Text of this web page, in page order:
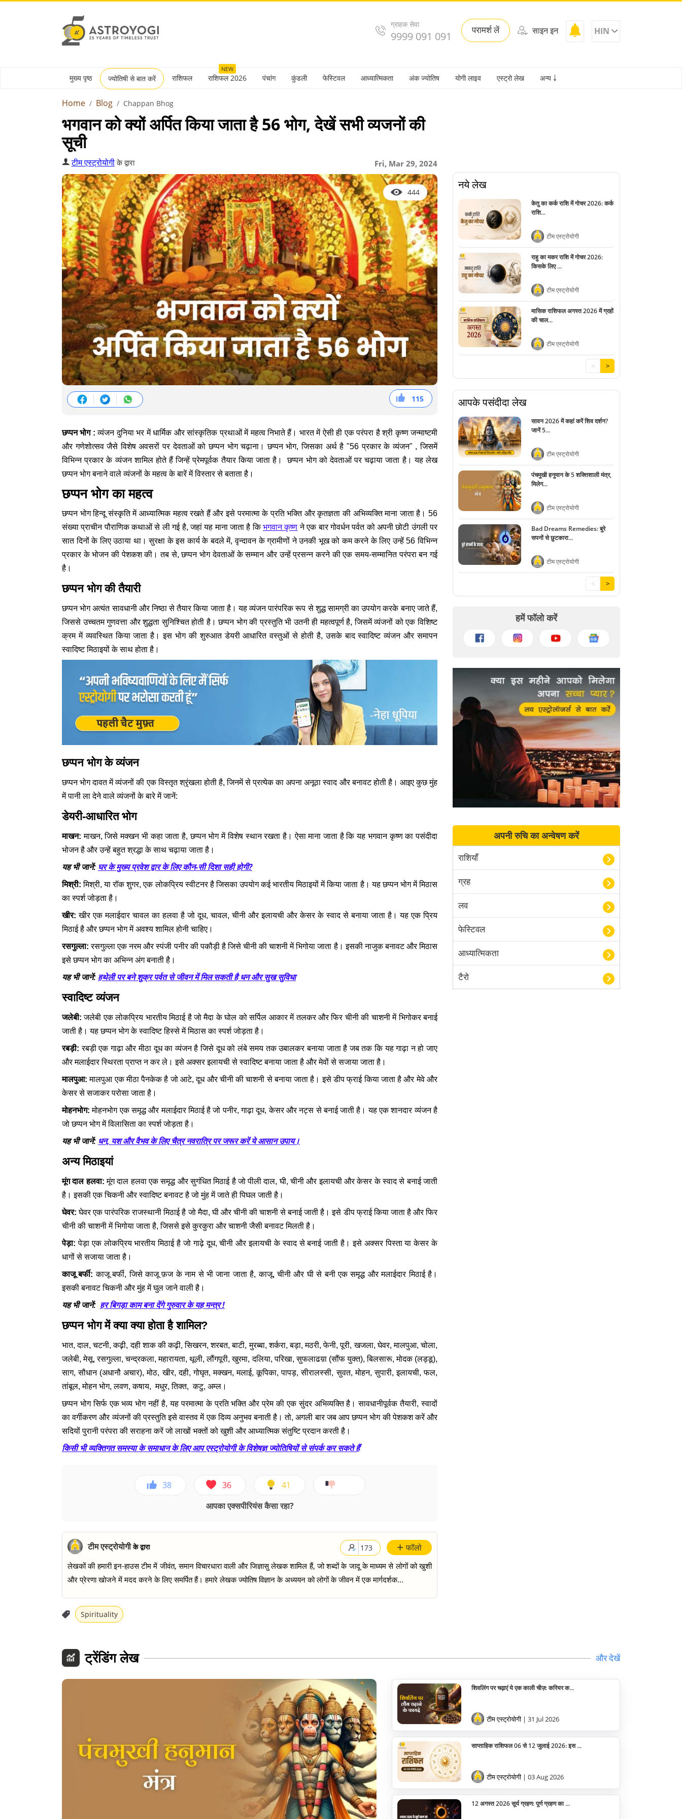
ग्राहक सेवा
9999 091 091 परामर्श लें साइन इन HIN
मुख्य पृष्ठ ज्योतिषी से बात करें राशिफल
NEW
राशिफल 2026 पंचांग कुंडली फेस्टिवल आध्यात्मिकता अंक ज्योतिष योगी लाइव एस्ट्रो लेख अन्य ￬
Home Blog Chappan Bhog
भगवान को क्‍यों अर्पित किया जाता है 56 भोग, देखें सभी व्यजनों की
सूची
Fri, Mar 29, 2024
टीम एस्ट्रोयोगीके द्वारा
444
115
38
36
41
छप्पन भोग : व्यंजन दुनिया भर में धार्मिक और सांस्कृतिक प्रथाओं में महत्व निभाते हैं। भारत में ऐसी ही एक परंपरा है श्री कृष्ण जन्माष्टमी
और गणेशोत्सव जैसे विशेष अवसरों पर देवताओं को छप्पन भोग चढ़ाना। छप्पन भोग, जिसका अर्थ है "56 प्रकार के व्यंजन" , जिसमें
विभिन्न प्रकार के व्यंजन शामिल होते हैं जिन्हें प्रेमपूर्वक तैयार किया जाता है। छप्पन भोग को देवताओं पर चढ़ाया जाता है। यह लेख
छप्पन भोग बनाने वाले व्यंजनों के महत्व के बारें में विस्तार से बताता है।
छप्पन भोग का महत्व
छप्पन भोग हिन्दू संस्कृति में आध्यात्मिक महत्व रखते हैं और इसे परमात्मा के प्रति भक्ति और कृतज्ञता की अभिव्यक्ति माना जाता है। 56
संख्या प्राचीन पौराणिक कथाओं से ली गई है, जहां यह माना जाता है किभगवान कृष्ण ने एक बार गोवर्धन पर्वत को अपनी छोटी उंगली पर
सात दिनों के लिए उठाया था। सुरक्षा के इस कार्य के बदले में, वृन्दावन के ग्रामीणों ने उनकी भूख को कम करने के लिए उन्हें 56 विभिन्न
प्रकार के भोजन की पेशकश की। तब से, छप्पन भोग देवताओं के सम्मान और उन्हें प्रसन्न करने की एक समय-सम्मानित परंपरा बन गई
है।
छप्पन भोग की तैयारी
छप्पन भोग अत्यंत सावधानी और निष्ठा से तैयार किया जाता है। यह व्यंजन पारंपरिक रूप से शुद्ध सामग्री का उपयोग करके बनाए जाते हैं,
जिससे उच्चतम गुणवत्ता और शुद्धता सुनिश्चित होती है। छप्पन भोग की प्रस्तुति भी उतनी ही महत्वपूर्ण है, जिसमें व्यंजनों को एक विशिष्ट
क्रम में व्यवस्थित किया जाता है। इस भोग की शुरुआत डेयरी आधारित वस्तुओं से होती है, उसके बाद स्वादिष्ट व्यंजन और समापन
स्वादिष्ट मिठाइयों के साथ होता है।
छप्पन भोग के व्यंजन
छप्पन भोग दावत में व्यंजनों की एक विस्तृत श्रृंखला होती है, जिनमें से प्रत्येक का अपना अनूठा स्वाद और बनावट होती है। आइए कुछ मुंह
में पानी ला देने वाले व्यंजनों के बारे में जानें:
डेयरी-आधारित भोग
माखन: माखन, जिसे मक्खन भी कहा जाता है, छप्पन भोग में विशेष स्थान रखता है। ऐसा माना जाता है कि यह भगवान कृष्ण का पसंदीदा
भोजन है और उन्हें बहुत श्रद्धा के साथ चढ़ाया जाता है।
यह भी जानें: घर के मुख्य प्रवेश द्वार के लिए कौन-सी दिशा सही होगी?
मिश्री: मिश्री, या रॉक शुगर, एक लोकप्रिय स्वीटनर है जिसका उपयोग कई भारतीय मिठाइयों में किया जाता है। यह छप्पन भोग में मिठास
का स्पर्श जोड़ता है।
खीर: खीर एक मलाईदार चावल का हलवा है जो दूध, चावल, चीनी और इलायची और केसर के स्वाद से बनाया जाता है। यह एक प्रिय
मिठाई है और छप्पन भोग में अवश्य शामिल होनी चाहिए।
रसगुल्ला: रसगुल्ला एक नरम और स्पंजी पनीर की पकौड़ी है जिसे चीनी की चाशनी में भिगोया जाता है। इसकी नाजुक बनावट और मिठास
इसे छप्पन भोग का अभिन्न अंग बनाती है।
यह भी जानें: हथेली पर बने शुक्र पर्वत से जीवन में मिल सकती है धन और सुख सुविधा
स्वादिष्ट व्यंजन
जलेबी: जलेबी एक लोकप्रिय भारतीय मिठाई है जो मैदा के घोल को सर्पिल आकार में तलकर और फिर चीनी की चाशनी में भिगोकर बनाई
जाती है। यह छप्पन भोग के स्वादिष्ट हिस्से में मिठास का स्पर्श जोड़ता है।
रबड़ी: रबड़ी एक गाढ़ा और मीठा दूध का व्यंजन है जिसे दूध को लंबे समय तक उबालकर बनाया जाता है जब तक कि यह गाढ़ा न हो जाए
और मलाईदार स्थिरता प्राप्त न कर ले। इसे अक्सर इलायची से स्वादिष्ट बनाया जाता है और मेवों से सजाया जाता है।
मालपुआ: मालपुआ एक मीठा पैनकेक है जो आटे, दूध और चीनी की चाशनी से बनाया जाता है। इसे डीप फ्राई किया जाता है और मेवे और
केसर से सजाकर परोसा जाता है।
मोहनभोग: मोहनभोग एक समृद्ध और मलाईदार मिठाई है जो पनीर, गाढ़ा दूध, केसर और नट्स से बनाई जाती है। यह एक शानदार व्यंजन है
जो छप्पन भोग में विलासिता का स्पर्श जोड़ता है।
यह भी जानें: धन, यश और वैभव के लिए चैत्र नवरात्रि पर जरूर करें ये आसान उपाय।
अन्य मिठाइयां
मूंग दाल हलवा: मूंग दाल हलवा एक समृद्ध और सुगंधित मिठाई है जो पीली दाल, घी, चीनी और इलायची और केसर के स्वाद से बनाई जाती
है। इसकी एक चिकनी और स्वादिष्ट बनावट है जो मुंह में जाते ही पिघल जाती है।
घेवर: घेवर एक पारंपरिक राजस्थानी मिठाई है जो मैदा, घी और चीनी की चाशनी से बनाई जाती है। इसे डीप फ्राई किया जाता है और फिर
चीनी की चाशनी में भिगोया जाता है, जिससे इसे कुरकुरा और चाशनी जैसी बनावट मिलती है।
पेड़ा: पेड़ा एक लोकप्रिय भारतीय मिठाई है जो गाढ़े दूध, चीनी और इलायची के स्वाद से बनाई जाती है। इसे अक्सर पिस्ता या केसर के
धागों से सजाया जाता है।
काजू बर्फी: काजू बर्फी, जिसे काजू फ़ज के नाम से भी जाना जाता है, काजू, चीनी और घी से बनी एक समृद्ध और मलाईदार मिठाई है।
इसकी बनावट चिकनी और मुंह में घुल जाने वाली है।
यह भी जानें: हर बिगड़ा काम बना देंगे गुरुवार के यह मन्त्र !
छप्पन भोग में क्या क्या होता है शामिल?
भात, दाल, चटनी, कढ़ी, दही शाक की कढ़ी, सिखरन, शरबत, बाटी, मुरब्बा, शर्करा, बड़ा, मठरी, फेनी, पूरी, खजला, घेवर, मालपुआ, चोला,
जलेबी, मेसू, रसगुल्ला, चन्द्रकला, महारायता, थूली, लौंगपूरी, खुरमा, दलिया, परिखा, सुफलाढय़ा (सौंफ युक्त), बिलसारू, मोदक (लड्डू),
साग, सौधान (अधानौ अचार), मोठ, खीर, दही, गोघृत, मक्खन, मलाई, कूपिका, पापड़, सीरालस्सी, सुवत, मोहन, सुपारी, इलायची, फल,
तांबूल, मोहन भोग, लवण, कषाय, मधुर, तिक्त, कटु, अम्ल।
छप्पन भोग सिर्फ एक भव्य भोग नहीं है, यह परमात्मा के प्रति भक्ति और प्रेम की एक सुंदर अभिव्यक्ति है। सावधानीपूर्वक तैयारी, स्वादों
का वर्गीकरण और व्यंजनों की प्रस्तुति इसे वास्तव में एक दिव्य अनुभव बनाती है। तो, अगली बार जब आप छप्पन भोग की पेशकश करें और
सदियों पुरानी परंपरा की सराहना करें जो लाखों भक्तों को खुशी और आध्यात्मिक संतुष्टि प्रदान करती है।
किसी भी व्यक्तिगत समस्या के समाधान के लिए आप एस्ट्रोयोगी के विशेषज्ञ ज्योतिषियों से संपर्क कर सकते हैं
38 36
41
आपका एक्सपीरियंस कैसा रहा?
+ फॉलो
173
टीम एस्ट्रोयोगीके द्वारा
लेखकों की हमारी इन-हाउस टीम में जीवंत, समान विचारधारा वाली और जिज्ञासु लेखक शामिल हैं, जो शब्दों के जादू के माध्यम से लोगों को खुशी
और प्रेरणा खोजने में मदद करने के लिए समर्पित हैं। हमारे लेखक ज्योतिष विज्ञान के अध्ययन को लोगों के जीवन में एक मार्गदर्शक...
Spirituality
नये लेख
केतु का कर्क राशि में गोचर 2026: कर्क
राशि...
टीम एस्ट्रोयोगी
राहु का मकर राशि में गोचर 2026:
किसके लिए ...
टीम एस्ट्रोयोगी
मासिक राशिफल अगस्त 2026 में ग्रहों
की चाल...
टीम एस्ट्रोयोगी
< >
आपके पसंदीदा लेख
सावन 2026 में कहां करें शिव दर्शन?
जानें 5...
टीम एस्ट्रोयोगी
पंचमुखी हनुमान के 5 शक्तिशाली मंत्र,
मिलेग...
टीम एस्ट्रोयोगी
Bad Dreams Remedies: बुरे
सपनों से छुटकारा...
टीम एस्ट्रोयोगी
< >
हमें फॉलो करें
अपनी रुचि का अन्वेषण करें
राशियाँ
ग्रह
लव
फेस्टिवल
आध्यात्मिकता
टैरो
ट्रेंडिंग लेख और देखें
शिवलिंग पर चढ़ाएं ये एक काली चीज़: करियर क...
टीम एस्ट्रोयोगी | 31 Jul 2026
साप्ताहिक राशिफल 06 से 12 जुलाई 2026: इस ...
टीम एस्ट्रोयोगी | 03 Aug 2026
12 अगस्त 2026 सूर्य ग्रहण: पूर्ण ग्रहण का ...